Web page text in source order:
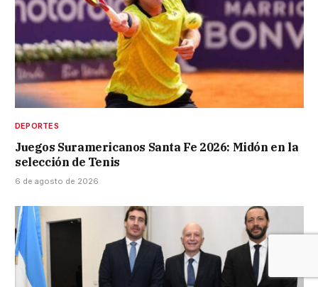
DEPORTES
Juegos Suramericanos Santa Fe 2026: Midón en la
selección de Tenis
6 de agosto de 2026